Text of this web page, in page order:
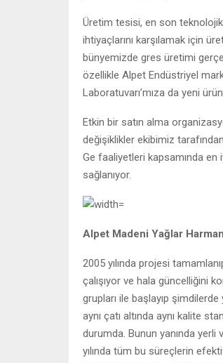
Üretim tesisi, en son
ihtiyaçlarını karşılamak için
bünyemizde gres üretimi
özellikle Alpet Endüstriyel
Laboratuvarı’mıza da yeni
Etkin bir satın alma
değişiklikler ekibimiz
Ge faaliyetleri kapsamında
sağlanıyor.
Alpet Madeni Yağlar
2005 yılında projesi
çalışıyor ve hala güncelliğini
grupları ile başlayıp
aynı çatı altında aynı kalite
durumda. Bunun yanında
yılında tüm bu süreçlerin